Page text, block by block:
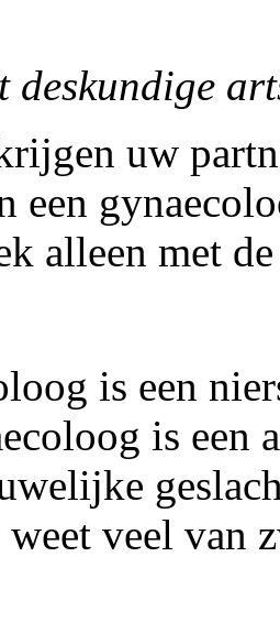
deskundige
uw
een
alleen met
is een
is een
weet veel van